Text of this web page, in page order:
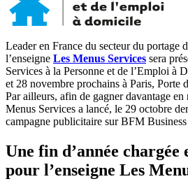
Leader en France du secteur du portage
l’enseigne Les Menus Services sera
Services à la Personne et de l’Emploi à
et 28 novembre prochains à Paris, Porte
Par ailleurs, afin de gagner davantage en
Menus Services a lancé, le 29 octobre
campagne publicitaire sur BFM
Une fin d’année chargée
pour l’enseigne Les